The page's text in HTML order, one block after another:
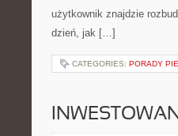
użytkownik znajdzie
dzień, jak […]
CATEGORIES: PORADY